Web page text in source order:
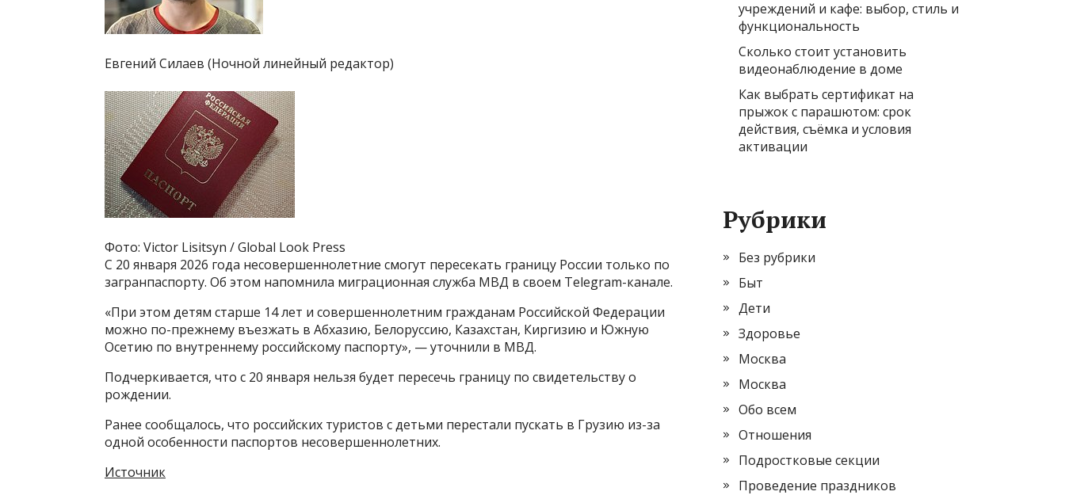
Евгений Силаев (Ночной линейный редактор)
Фото: Victor Lisitsyn / Global Look Press
С 20 января 2026 года несовершеннолетние смогут пересекать границу России только по
загранпаспорту. Об этом напомнила миграционная служба МВД в своем Telegram-канале.
«При этом детям старше 14 лет и совершеннолетним гражданам Российской Федерации
можно по-прежнему въезжать в Абхазию, Белоруссию, Казахстан, Киргизию и Южную
Осетию по внутреннему российскому паспорту», — уточнили в МВД.
Подчеркивается, что с 20 января нельзя будет пересечь границу по свидетельству о
рождении.
Ранее сообщалось, что российских туристов с детьми перестали пускать в Грузию из-за
одной особенности паспортов несовершеннолетних.
Источник
учреждений и кафе: выбор, стиль и
функциональность
Сколько стоит установить
видеонаблюдение в доме
Как выбрать сертификат на
прыжок с парашютом: срок
действия, съёмка и условия
активации
Рубрики
Без рубрики
Быт
Дети
Здоровье
Москва
Москва
Обо всем
Отношения
Подростковые секции
Проведение праздников